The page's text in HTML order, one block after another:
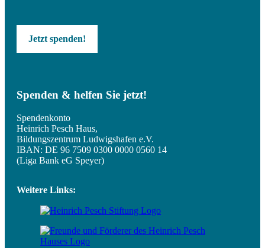
Jetzt spenden!
Spenden & helfen Sie jetzt!
Spendenkonto
Heinrich Pesch Haus,
Bildungszentrum Ludwigshafen e.V.
IBAN: DE 96 7509 0300 0000 0560 14
(Liga Bank eG Speyer)
Weitere Links: